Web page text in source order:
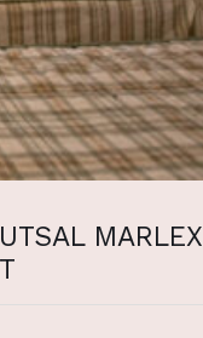
MARLEX